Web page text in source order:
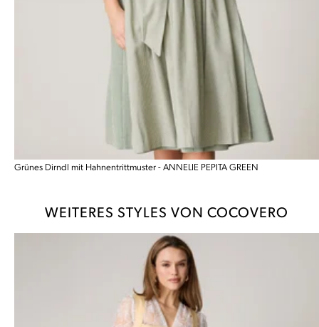
Grünes Dirndl mit Hahnentrittmuster - ANNELIE PEPITA GREEN
WEITERES STYLES VON COCOVERO